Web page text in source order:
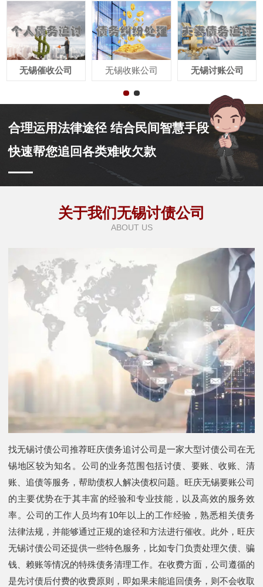
无锡催收公司 无锡收账公司 无锡讨账公司
合理运用法律途径 结合民间智慧手段
快速帮您追回各类难收欠款
关于我们无锡讨债公司
ABOUT US
找无锡讨债公司推荐旺庆债务追讨公司是一家大型讨债公司在无
锡地区较为知名。公司的业务范围包括讨债、要账、收账、清
账、追债等服务，帮助债权人解决债权问题。旺庆无锡要账公司
的主要优势在于其丰富的经验和专业技能，以及高效的服务效
率。公司的工作人员均有10年以上的工作经验，熟悉相关债务
法律法规，并能够通过正规的途径和方法进行催收。此外，旺庆
无锡讨债公司还提供一些特色服务，比如专门负责处理欠债、骗
钱、赖账等情况的特殊债务清理工作。在收费方面，公司遵循的
是先讨债后付费的收费原则，即如果未能追回债务，则不会收取